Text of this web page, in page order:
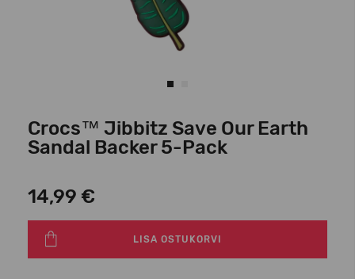
Crocs™ Jibbitz Save Our Earth
Sandal Backer 5-Pack
14,99 €
LISA OSTUKORVI